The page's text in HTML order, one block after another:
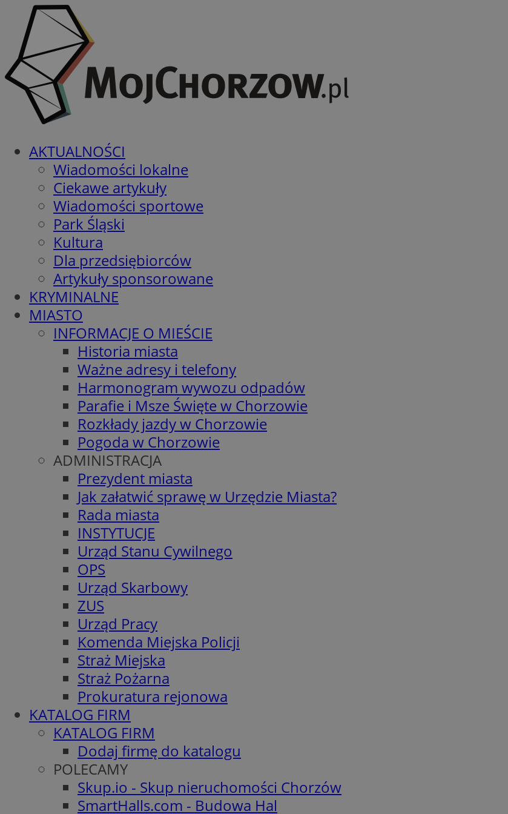
AKTUALNOŚCI
Wiadomości lokalne
Ciekawe artykuły
Wiadomości sportowe
Park Śląski
Kultura
Dla przedsiębiorców
Artykuły sponsorowane
KRYMINALNE
MIASTO
INFORMACJE O MIEŚCIE
Historia miasta
Ważne adresy i telefony
Harmonogram wywozu odpadów
Parafie i Msze Święte w Chorzowie
Rozkłady jazdy w Chorzowie
Pogoda w Chorzowie
ADMINISTRACJA
Prezydent miasta
Jak załatwić sprawę w Urzędzie Miasta?
Rada miasta
INSTYTUCJE
Urząd Stanu Cywilnego
OPS
Urząd Skarbowy
ZUS
Urząd Pracy
Komenda Miejska Policji
Straż Miejska
Straż Pożarna
Prokuratura rejonowa
KATALOG FIRM
KATALOG FIRM
Dodaj firmę do katalogu
POLECAMY
Skup.io - Skup nieruchomości Chorzów
SmartHalls.com - Budowa Hal